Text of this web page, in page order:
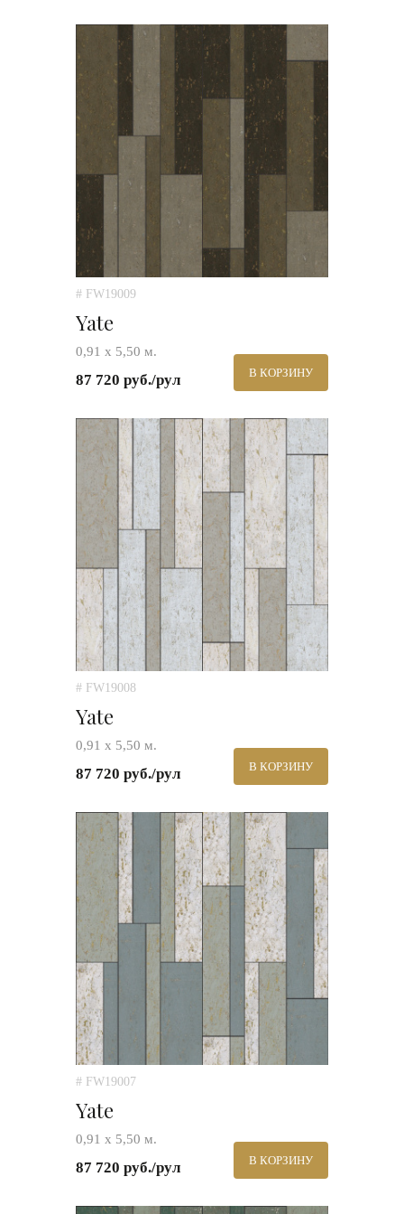
# FW19009
Yate
0,91 х 5,50 м.
87 720 руб./рул В КОРЗИНУ
# FW19008
Yate
0,91 х 5,50 м.
87 720 руб./рул В КОРЗИНУ
# FW19007
Yate
0,91 х 5,50 м.
87 720 руб./рул В КОРЗИНУ